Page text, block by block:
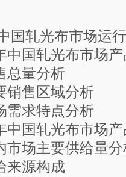
轧光布市场运
轧光布市场产
分析
域分析
点分析
轧光布市场产
要供给量分
构成